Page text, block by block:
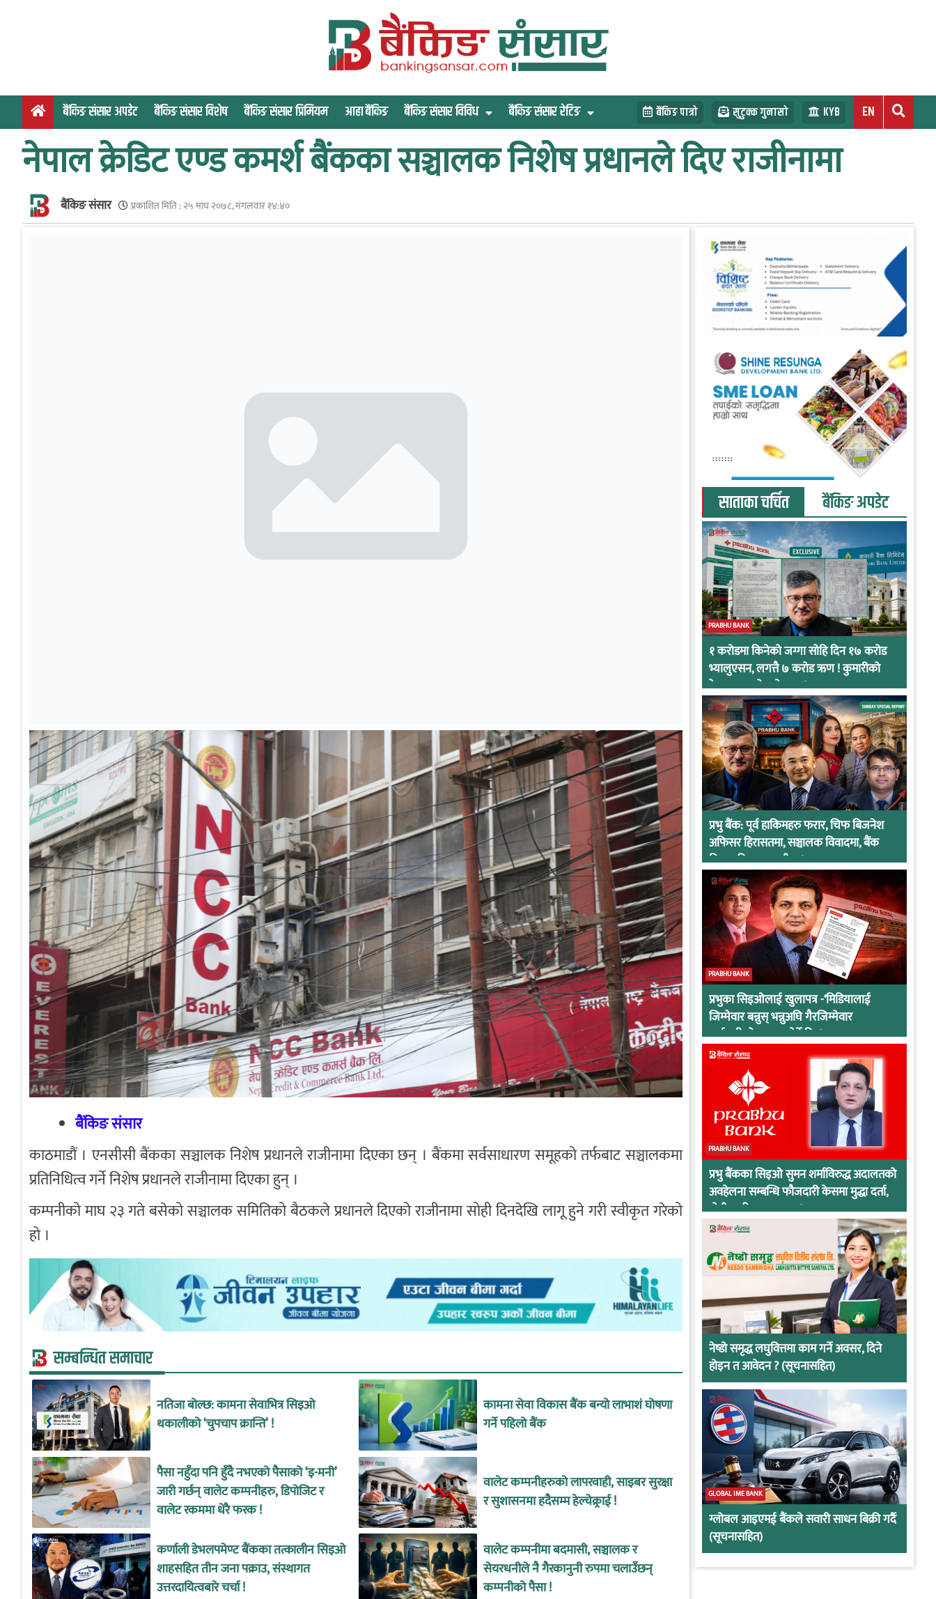
o
बैंकिङ संसार अपडेट बैंकिङ संसार विशेष बैंकिङ संसार प्रिमियम आहा बैंकिङ बैंकिङ संसार विविध बैंकिङ संसार रेटिङ बैंकिङ पात्रो सुटुक्क गुनासो KYB EN
नेपाल क्रेडिट एण्ड कमर्श बैंकका सञ्चालक निशेष प्रधानले दिए राजीनामा
बैंकिङ संसार प्रकाशित मिति :२५ माघ २०७८, मंगलवार १४:४०
बैंकिङ संसार
काठमाडौं । एनसीसी बैंकका सञ्चालक निशेष प्रधानले राजीनामा दिएका छन् । बैंकमा सर्वसाधारण समूहको तर्फबाट सञ्चालकमा
प्रतिनिधित्व गर्ने निशेष प्रधानले राजीनामा दिएका हुन् ।
कम्पनीको माघ २३ गते बसेको सञ्चालक समितिको बैठकले प्रधानले दिएको राजीनामा सोही दिनदेखि लागू हुने गरी स्वीकृत गरेको
हो ।
सम्बन्धित समाचार
नतिजा बोल्छ: कामना सेवाभित्र सिइओ
थकालीको ‘चुपचाप क्रान्ति’ !
कामना सेवा विकास बैंक बन्यो लाभाशं घोषणा
गर्ने पहिलो बैंक
पैसा नहुँदा पनि हुँदै नभएको पैसाको ‘इ-मनी’
जारी गर्छन् वालेट कम्पनीहरु, डिपोजिट र
वालेट रकममा धेरै फरक !
वालेट कम्पनीहरुको लापरवाही, साइबर सुरक्षा
र सुशासनमा हदैसम्म हेल्चेक्र्राई !
कर्णाली डेभलपमेण्ट बैंकका तत्कालीन सिइओ
शाहसहित तीन जना पक्राउ, संस्थागत
उत्तरदायित्वबारे चर्चा !
वालेट कम्पनीमा बदमासी, सञ्चालक र
सेयरधनीले नै गैरकानुनी रुपमा चलाउँछन्
कम्पनीको पैसा !
साताका चर्चित बैंकिङ अपडेट
PRABHU BANK
१ करोडमा किनेको जग्गा सोहि दिन १७ करोड
भ्यालुएसन, लगत्तै ७ करोड ऋण ! कुमारीको
केसमा प्रभुको कनेक्सन !
प्रभु बैंक: पूर्व हाकिमहरु फरार, चिफ बिजनेश
अफिसर हिरासतमा, सञ्चालक विवादमा, बैंक
नियामकीय कारवाहीमा !
PRABHU BANK
प्रभुका सिइओलाई खुलापत्र -‘मिडियालाई
जिम्मेवार बन्नुस् भन्नुअघि गैरजिम्मेवार
कर्मचारीको व्यवहार हेर्ने कि !
PRABHU BANK
प्रभु बैंकका सिइओ सुमन शर्माविरुद्ध अदालतको
अवहेलना सम्बन्धि फौजदारी केसमा मुद्धा दर्ता,
दोषी ठहरिए जान्छ पद !
नेष्डो समृद्ध लघुवित्तमा काम गर्ने अवसर, दिने
होइन त आवेदन ? (सूचनासहित)
GLOBAL IME BANK
ग्लोबल आइएमई बैंकले सवारी साधन बिक्री गर्दै
(सूचनासहित)